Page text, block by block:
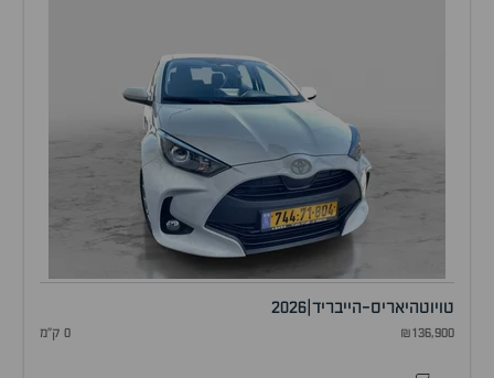
טויוטהיאריס-הייבריד 2026
₪136,900 0 ק"מ